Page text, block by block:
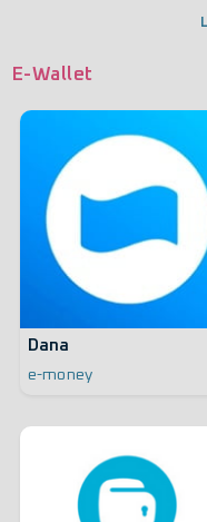
E-Wallet
Dana
e-money